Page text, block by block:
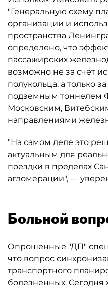
"Генеральную схему
организации и
пространства
определено, что
пассажирских
возможно не за счёт
полукольца, а только
подземным тоннелем
Московским,
направлениями
"На самом деле это
актуальным для
поездки в пределах
агломерации", —
Больной
Опрошенные "ДП"
что вопрос
транспортного
болезненных. Сегодня